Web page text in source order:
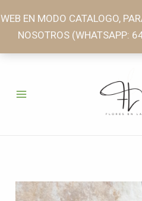
WEB EN MODO CATALOGO,
NOSOTROS (WHATSAPP:
al
contenido